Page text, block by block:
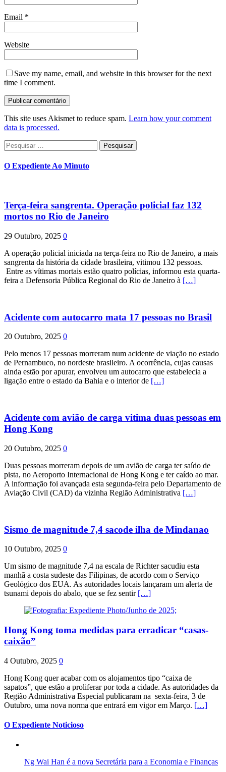
Email *
Website
Save my name, email, and website in this browser for the next
time I comment.
This site uses Akismet to reduce spam. Learn how your comment
data is processed.
Pesquisar
por:
O Expediente Ao Minuto
Terça-feira sangrenta. Operação policial faz 132
mortos no Rio de Janeiro
29 Outubro, 2025 0
A operação policial iniciada na terça-feira no Rio de Janeiro, a mais
sangrenta da história da cidade brasileira, vitimou 132 pessoas.
Entre as vítimas mortais estão quatro polícias, informou esta quarta-
feira a Defensoria Pública Regional do Rio de Janeiro à […]
Acidente com autocarro mata 17 pessoas no Brasil
20 Outubro, 2025 0
Pelo menos 17 pessoas morreram num acidente de viação no estado
de Pernambuco, no nordeste brasileiro. A ocorrência, cujas causas
ainda estão por apurar, envolveu um autocarro que estabelecia a
ligação entre o estado da Bahia e o interior de […]
Acidente com avião de carga vitima duas pessoas em
Hong Kong
20 Outubro, 2025 0
Duas pessoas morreram depois de um avião de carga ter saído de
pista, no Aeroporto Internacional de Hong Kong e ter caído ao mar.
A informação foi avançada esta segunda-feira pelo Departamento de
Aviação Civil (CAD) da vizinha Região Administrativa […]
Sismo de magnitude 7,4 sacode ilha de Mindanao
10 Outubro, 2025 0
Um sismo de magnitude 7,4 na escala de Richter sacudiu esta
manhã a costa sudeste das Filipinas, de acordo com o Serviço
Geológico dos EUA. As autoridades locais lançaram um alerta de
tsunami depois do abalo, que se fez sentir […]
Hong Kong toma medidas para erradicar “casas-
caixão”
4 Outubro, 2025 0
Hong Kong quer acabar com os alojamentos tipo “caixa de
sapatos”, que estão a proliferar por toda a cidade. As autoridades da
Região Administrativa Especial publicaram na sexta-feira, 3 de
Outubro, uma nova norma que entrará em vigor em Março. […]
O Expediente Noticioso
Ng Wai Han é a nova Secretária para a Economia e Finanças